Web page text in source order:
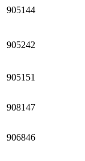
905144
905242
905151
908147
906846